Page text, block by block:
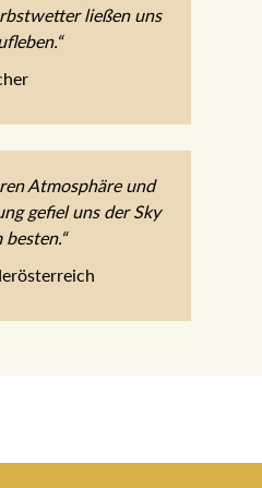
ließen uns
Atmosphäre und
gefiel uns der Sky